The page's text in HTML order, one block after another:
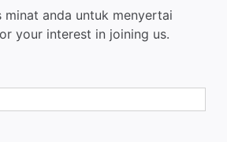
minat anda untuk menyertai
your interest in joining us.